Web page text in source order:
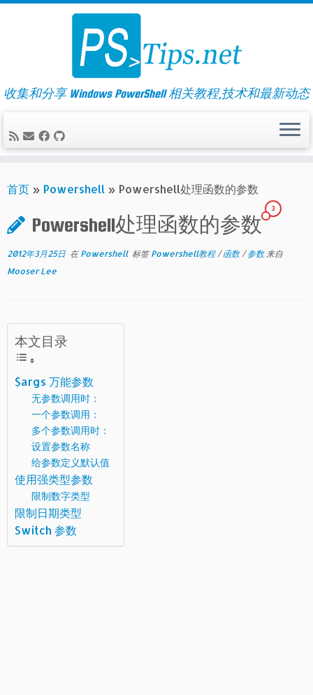
Skip
收集和分享 Windows PowerShell 相关教程,技术和最新动态
首页 » Powershell » Powershell处理函数的参数
Powershell处理函数的参数
3
2012年3月25日 在 Powershell 标签Powershell教程/函数/参数 来自
Mooser Lee
本文目录
$args 万能参数
无参数调用时：
一个参数调用：
多个参数调用时：
设置参数名称
给参数定义默认值
使用强类型参数
限制数字类型
限制日期类型
Switch 参数